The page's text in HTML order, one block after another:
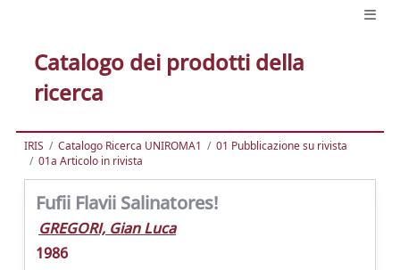
Catalogo dei prodotti della
ricerca
IRIS Catalogo Ricerca UNIROMA1
01 Pubblicazione su rivista
01a Articolo in rivista
Fufii Flavii Salinatores!
GREGORI, Gian Luca
1986